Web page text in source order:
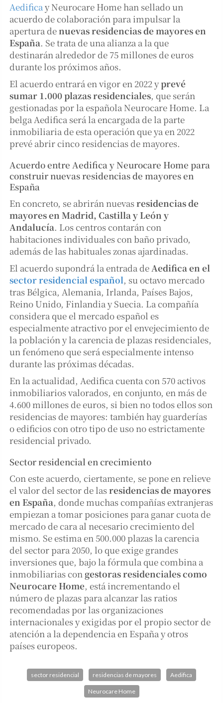
Aedificay Neurocare Home han sellado un
acuerdo de colaboración para impulsar la
apertura denuevas residencias de mayores en
España. Se trata de una alianza a la que
destinarán alrededor de 75 millones de euros
durante los próximos años.
El acuerdo entrará en vigor en 2022 yprevé
sumar 1.000 plazas residenciales, que serán
gestionadas por la española Neurocare Home. La
belga Aedifica será la encargada de la parte
inmobiliaria de esta operación que ya en 2022
prevé abrir cinco residencias de mayores.
Acuerdo entre Aedifica y Neurocare Home para
construir nuevas residencias de mayores en
España
En concreto, se abrirán nuevasresidencias de
mayores en Madrid, Castilla y León y
Andalucía. Los centros contarán con
habitaciones individuales con baño privado,
además de las habituales zonas ajardinadas.
El acuerdo supondrá la entrada deAedifica en el
sector residencial español, su octavo mercado
tras Bélgica, Alemania, Irlanda, Países Bajos,
Reino Unido, Finlandia y Suecia. La compañía
considera que el mercado español es
especialmente atractivo por el envejecimiento de
la población y la carencia de plazas residenciales,
un fenómeno que será especialmente intenso
durante las próximas décadas.
En la actualidad, Aedifica cuenta con 570 activos
inmobiliarios valorados, en conjunto, en más de
4.600 millones de euros, si bien no todos ellos son
residencias de mayores: también hay guarderías
o edificios con otro tipo de uso no estrictamente
residencial privado.
Sector residencial en crecimiento
Con este acuerdo, ciertamente, se pone en relieve
el valor del sector de lasresidencias de mayores
en España, donde muchas compañías extranjeras
empiezan a tomar posiciones para ganar cuota de
mercado de cara al necesario crecimiento del
mismo. Se estima en 500.000 plazas la carencia
del sector para 2050, lo que exige grandes
inversiones que, bajo la fórmula que combina a
inmobiliarias con gestoras residenciales como
Neurocare Home, está incrementando el
número de plazas para alcanzar las ratios
recomendadas por las organizaciones
internacionales y exigidas por el propio sector de
atención a la dependencia en España y otros
países europeos.
sector residencial residencias de mayores Aedifica
Neurocare Home